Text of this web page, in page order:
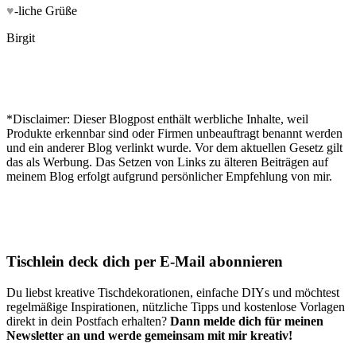
♥-liche Grüße
Birgit
*Disclaimer: Dieser Blogpost enthält werbliche Inhalte, weil
Produkte erkennbar sind oder Firmen unbeauftragt benannt werden
und ein anderer Blog verlinkt wurde. Vor dem aktuellen Gesetz gilt
das als Werbung. Das Setzen von Links zu älteren Beiträgen auf
meinem Blog erfolgt aufgrund persönlicher Empfehlung von mir.
Tischlein deck dich per E-Mail abonnieren
Du liebst kreative Tischdekorationen, einfache DIYs und möchtest
regelmäßige Inspirationen, nützliche Tipps und kostenlose Vorlagen
direkt in dein Postfach erhalten? Dann melde dich für meinen
Newsletter an und werde gemeinsam mit mir kreativ!